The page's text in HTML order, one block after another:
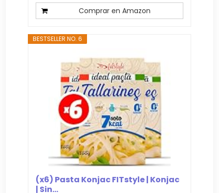
Comprar en Amazon
BESTSELLER NO. 6
(x6) Pasta Konjac FITstyle | Konjac
| Sin...